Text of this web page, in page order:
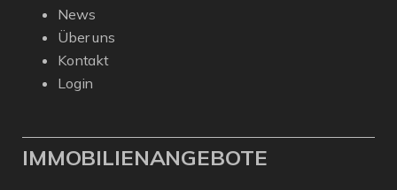
News
Über uns
Kontakt
Login
IMMOBILIENANGEBOTE